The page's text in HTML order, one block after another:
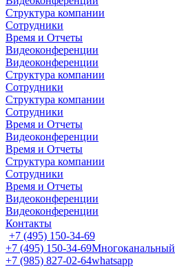
Структура компании
Сотрудники
Время и Отчеты
Видеоконференции
Видеоконференции
Структура компании
Сотрудники
Структура компании
Сотрудники
Время и Отчеты
Видеоконференции
Время и Отчеты
Структура компании
Сотрудники
Время и Отчеты
Видеоконференции
Видеоконференции
Контакты
+7 (495) 150-34-69
+7 (495) 150-34-69Многоканальный
+7 (985) 827-02-64whatsapp